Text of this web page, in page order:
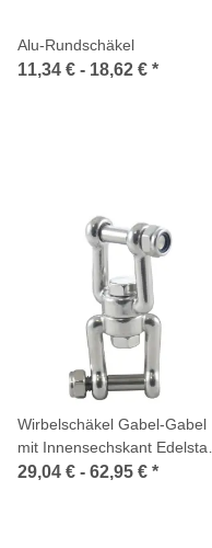
Alu-Rundschäkel
11,34 € - 18,62 € *
Wirbelschäkel Gabel-Gabel
mit Innensechskant Edelstahl
A4
29,04 € - 62,95 € *